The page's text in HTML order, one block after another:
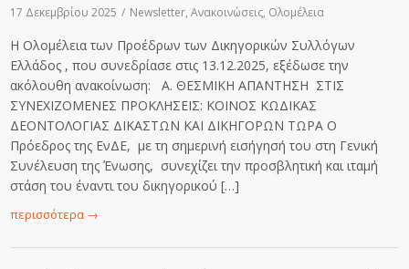
17 Δεκεμβρίου 2025 / Newsletter,Ανακοινώσεις, Ολομέλεια
Η Ολομέλεια των Προέδρων των Δικηγορικών Συλλόγων
Ελλάδος , που συνεδρίασε στις 13.12.2025, εξέδωσε την
ακόλουθη ανακοίνωση: Α. ΘΕΣΜΙΚΗ ΑΠΑΝΤΗΣΗ ΣΤΙΣ
ΣΥΝΕΧΙΖΟΜΕΝΕΣ ΠΡΟΚΛΗΣΕΙΣ: ΚΟΙΝΟΣ ΚΩΔΙΚΑΣ
ΔΕΟΝΤΟΛΟΓΙΑΣ ΔΙΚΑΣΤΩΝ ΚΑΙ ΔΙΚΗΓΟΡΩΝ ΤΩΡΑ Ο
Πρόεδρος της ΕνΔΕ, με τη σημερινή εισήγησή του στη Γενική
Συνέλευση της Ένωσης, συνεχίζει την προσβλητική και ιταμή
στάση του έναντι του δικηγορικού […]
περισσότερα →